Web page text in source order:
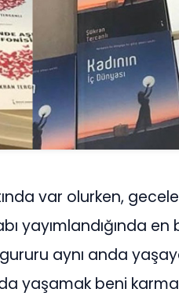
var olurken,
yayımlandığında
aynı anda
yaşamak beni